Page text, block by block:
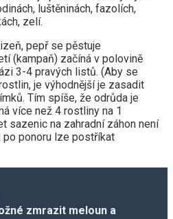
luštěninách, fazolích,
zelí.
pepř se pěstuje
(kampaň) začíná v polovině
3-4 pravých listů. (Aby se
je výhodnější je zasadit
Tím spíše, že odrůda je
více než 4 rostliny na 1
sazenic na zahradní záhon není
ponoru lze postříkat
zmrazit meloun a